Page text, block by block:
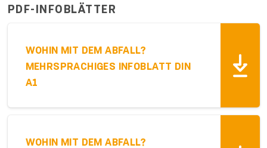
PDF-INFOBLÄTTER
WOHIN MIT DEM ABFALL?
MEHRSPRACHIGES INFOBLATT DIN
A1
WOHIN MIT DEM ABFALL?